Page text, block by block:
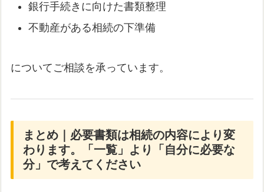
銀行手続きに向けた書類整理
不動産がある相続の下準備
についてご相談を承っています。
まとめ｜必要書類は相続の内容により変
わります。「一覧」より「自分に必要な
分」で考えてください